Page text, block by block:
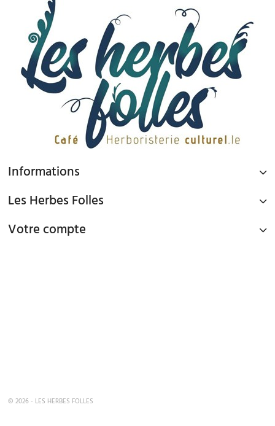
Informations
Les Herbes Folles
Votre compte
© 2026 - LES HERBES FOLLES